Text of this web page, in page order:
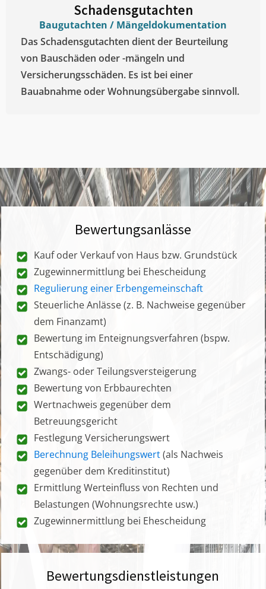
Schadensgutachten
Baugutachten / Mängeldokumentation
Das Schadensgutachten dient der Beurteilung
von Bauschäden oder -mängeln und
Versicherungsschäden. Es ist bei einer
Bauabnahme oder Wohnungsübergabe sinnvoll.
Bewertungsanlässe
Kauf oder Verkauf von Haus bzw. Grundstück
Zugewinnermittlung bei Ehescheidung
Regulierung einer Erbengemeinschaft
Steuerliche Anlässe (z. B. Nachweise gegenüber
dem Finanzamt)
Bewertung im Enteignungsverfahren (bspw.
Entschädigung)
Zwangs- oder Teilungsversteigerung
Bewertung von Erbbaurechten
Wertnachweis gegenüber dem
Betreuungsgericht
Festlegung Versicherungswert
Berechnung Beleihungswert(als Nachweis
gegenüber dem Kreditinstitut)
Ermittlung Werteinfluss von Rechten und
Belastungen (Wohnungsrechte usw.)
Zugewinnermittlung bei Ehescheidung
Bewertungsdienstleistungen